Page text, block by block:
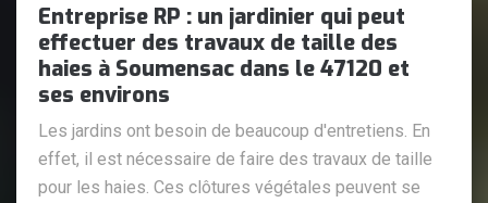
Entreprise RP : un jardinier qui peut
effectuer des travaux de taille des
haies à Soumensac dans le 47120 et
ses environs
Les jardins ont besoin de beaucoup d'entretiens. En
effet, il est nécessaire de faire des travaux de taille
pour les haies. Ces clôtures végétales peuvent se